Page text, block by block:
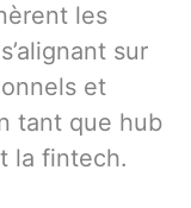
les
sur
et
tant que hub
la fintech.